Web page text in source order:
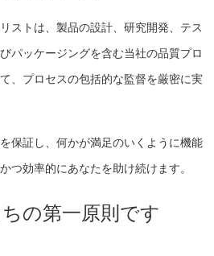
ストは、製品の設計、研究開発、テス
パッケージングを含む当社の品質プロ
、プロセスの包括的な監督を厳密に実
保証し、何かが満足のいくように機能
つ効率的にあなたを助け続けます。
の第一原則です